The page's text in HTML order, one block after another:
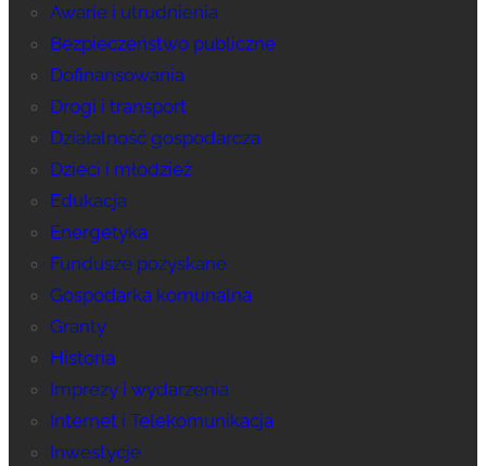
Awarie i utrudnienia
Bezpieczeństwo publiczne
Dofinansowania
Drogi i transport
Działalność gospodarcza
Dzieci i młodzież
Edukacja
Energetyka
Fundusze pozyskane
Gospodarka komunalna
Granty
Historia
Imprezy i wydarzenia
Internet i Telekomunikacja
Inwestycje